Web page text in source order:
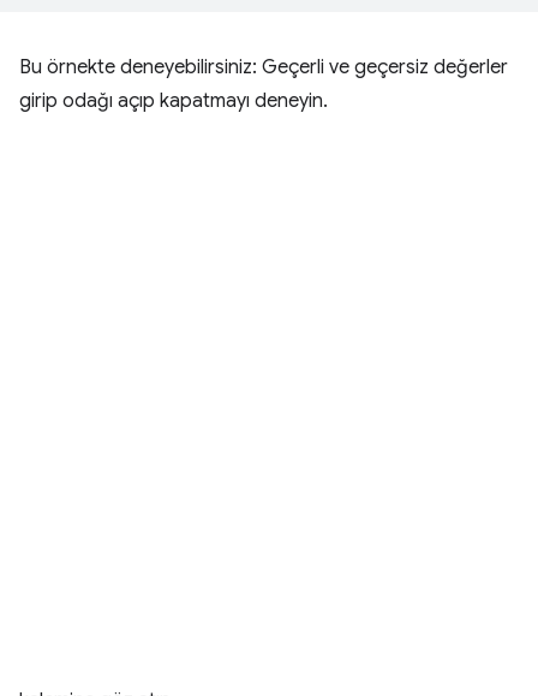
Bu örnekte deneyebilirsiniz: Geçerli ve geçersiz değerler
girip odağı açıp kapatmayı deneyin.